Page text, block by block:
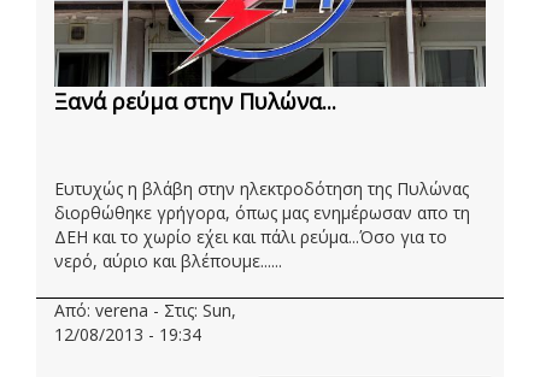
Ξανά ρεύμα στην Πυλώνα...
Ευτυχώς η βλάβη στην ηλεκτροδότηση της Πυλώνας
διορθώθηκε γρήγορα, όπως μας ενημέρωσαν απο τη
ΔΕΗ και το χωρίο ε΄χει και πάλι ρεύμα...Όσο για το
νερό, αύριο και βλέπουμε......
Από: verena - Στις: Sun,
12/08/2013 - 19:34